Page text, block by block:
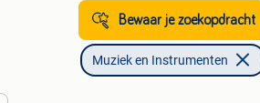
Bewaar je zoekopdracht
Muziek en Instrumenten